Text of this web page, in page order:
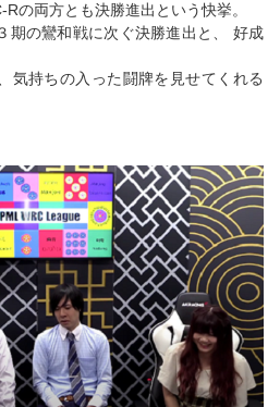
の両方とも決勝進出という快挙。
期の鸞和戦に次ぐ決勝進出と、 好成
気持ちの入った闘牌を見せてくれる